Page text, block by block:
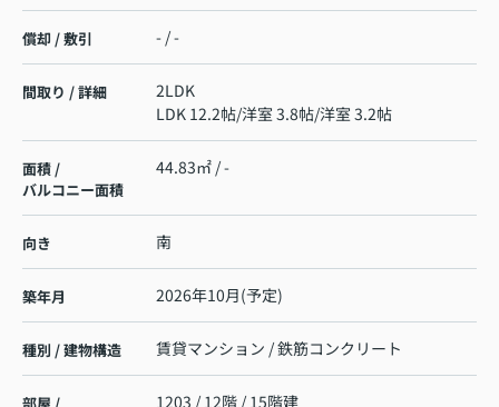
償却 / 敷引 - / -
間取り / 詳細
2LDK
LDK 12.2帖/洋室 3.8帖/洋室 3.2帖
面積 /
バルコニー面積
44.83㎡ / -
向き 南
築年月 2026年10月(予定)
種別 / 建物構造 賃貸マンション / 鉄筋コンクリート
1203 / 12階 / 15階建